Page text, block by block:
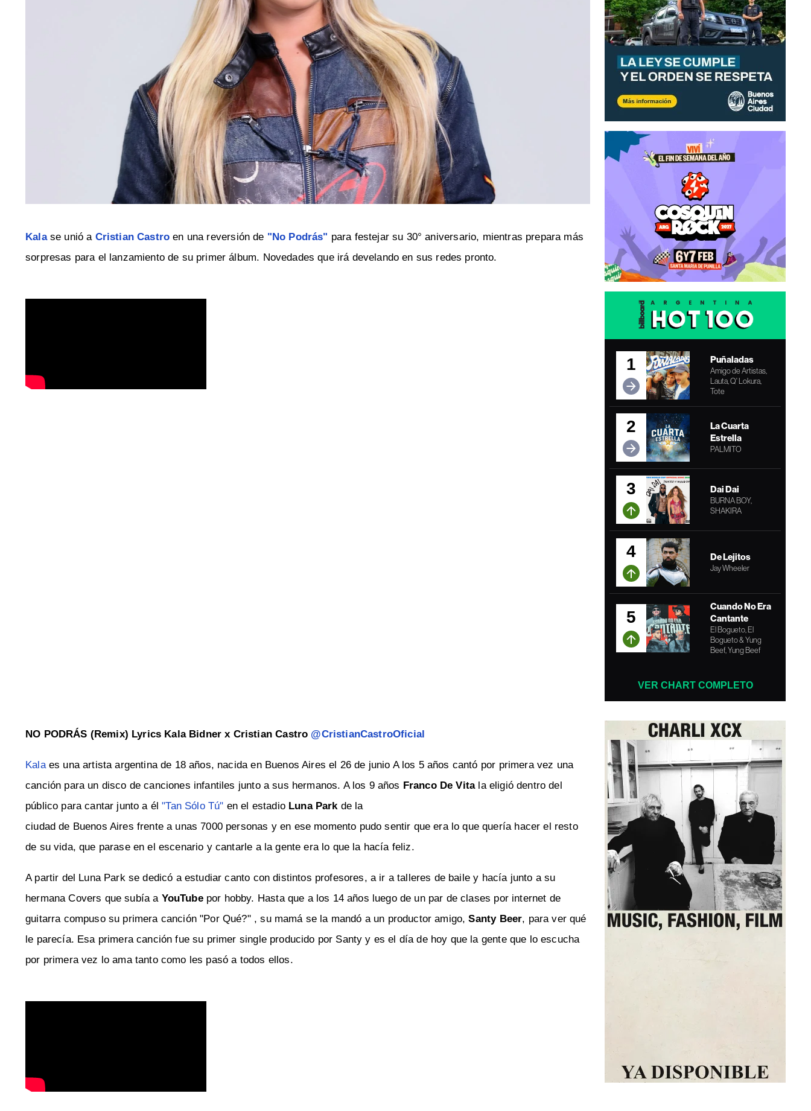
Kalase unió a Cristian Castro en una reversión de "No Podrás" para festejar su 30° aniversario, mientras prepara más
sorpresas para el lanzamiento de su primer álbum. Novedades que irá develando en sus redes pronto.
NO PODRÁS (Remix) Lyrics Kala Bidner x Cristian Castro @CristianCastroOficial
Kalaes una artista argentina de 18 años, nacida en Buenos Aires el 26 de junio A los 5 años cantó por primera vez una
canción para un disco de canciones infantiles junto a sus hermanos. A los 9 años Franco De Vitala eligió dentro del
público para cantar junto a él"Tan Sólo Tú" en el estadio Luna Parkde la
ciudad de Buenos Aires frente a unas 7000 personas y en ese momento pudo sentir que era lo que quería hacer el resto
de su vida, que parase en el escenario y cantarle a la gente era lo que la hacía feliz.
A partir del Luna Park se dedicó a estudiar canto con distintos profesores, a ir a talleres de baile y hacía junto a su
hermana Covers que subía a YouTubepor hobby. Hasta que a los 14 años luego de un par de clases por internet de
guitarra compuso su primera canción "Por Qué?" , su mamá se la mandó a un productor amigo,Santy Beer, para ver qué
le parecía. Esa primera canción fue su primer single producido por Santy y es el día de hoy que la gente que lo escucha
por primera vez lo ama tanto como les pasó a todos ellos.
1 Puñaladas
Amigo de Artistas,
Lauta, Q' Lokura,
Tote
2
La Cuarta
Estrella
PALMITO
3 Dai Dai
BURNA BOY,
SHAKIRA
4 De Lejitos
Jay Wheeler
5
Cuando No Era
Cantante
El Bogueto, El
Bogueto & Yung
Beef, Yung Beef
VER CHART COMPLETO